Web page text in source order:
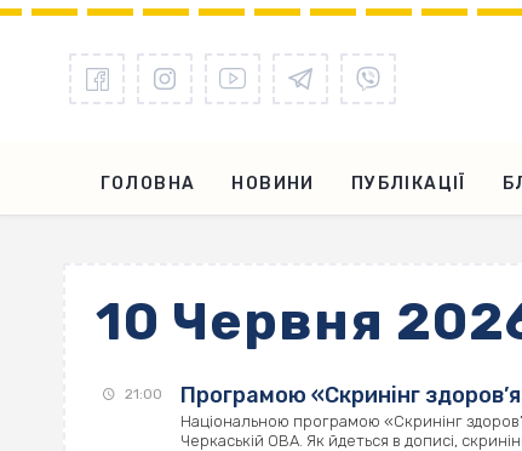
ГОЛОВНА НОВИНИ ПУБЛІКАЦІЇ
10 Червня
21:00 Програмою «Скринінг
Національною програмою «Скринінг
Черкаській ОВА. Як йдеться в дописі,